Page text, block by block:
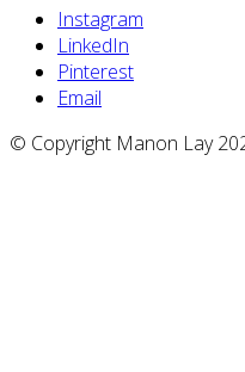
Instagram
LinkedIn
Pinterest
Email
© Copyright Manon Lay